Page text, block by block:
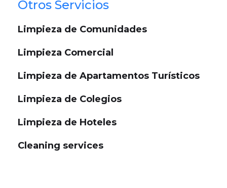
Otros Servicios
Limpieza de Comunidades
Limpieza Comercial
Limpieza de Apartamentos Turísticos
Limpieza de Colegios
Limpieza de Hoteles
Cleaning services